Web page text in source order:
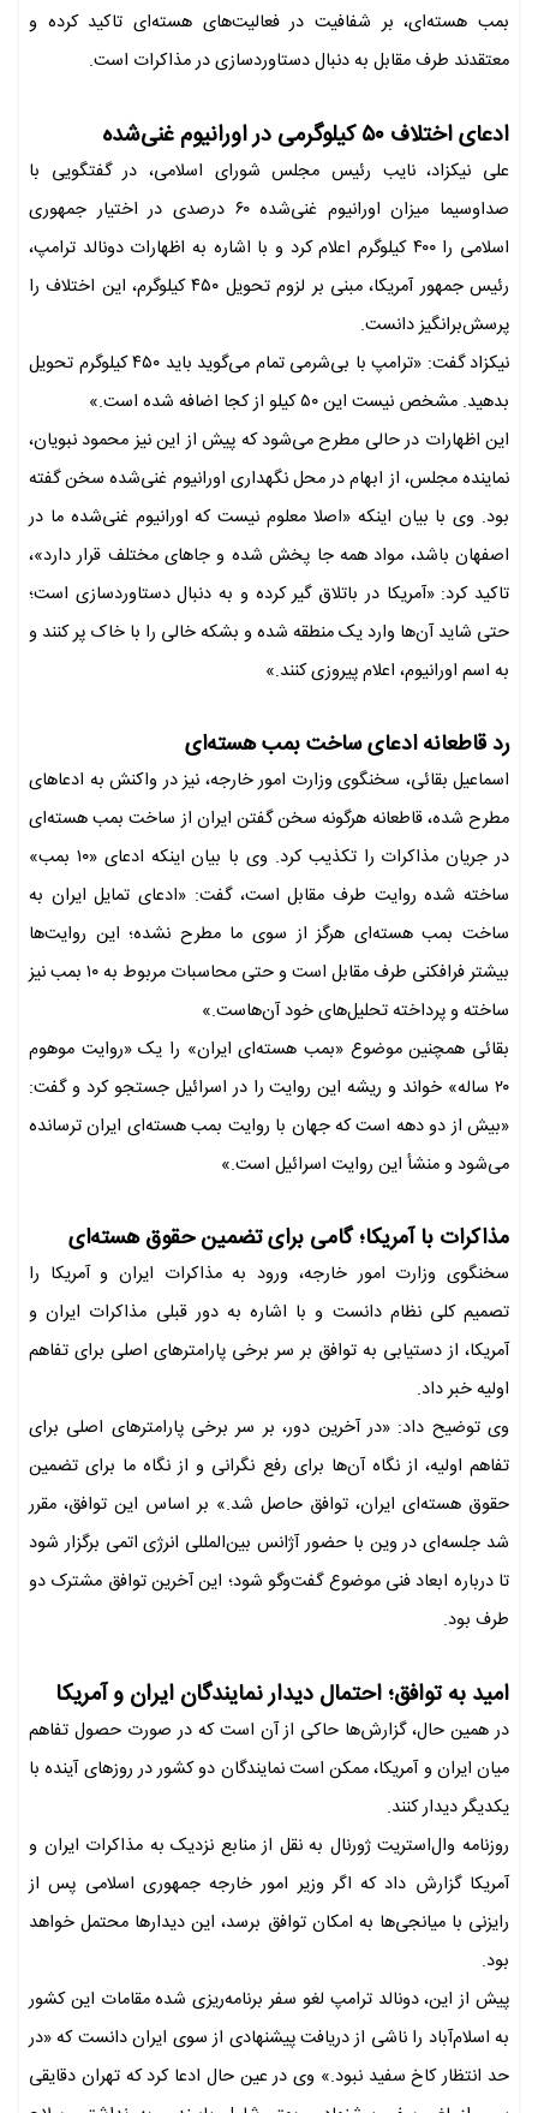
بمب هسته‌ای، بر شفافیت در فعالیت‌های هسته‌ای تاکید کرده و
معتقدند طرف مقابل به دنبال دستاوردسازی در مذاکرات است.
ادعای اختلاف ۵۰ کیلوگرمی در اورانیوم غنی‌شده
علی نیکزاد، نایب رئیس مجلس شورای اسلامی، در گفتگویی با
صداوسیما میزان اورانیوم غنی‌شده ۶۰ درصدی در اختیار جمهوری
اسلامی را ۴۰۰ کیلوگرم اعلام کرد و با اشاره به اظهارات دونالد ترامپ،
رئیس جمهور آمریکا، مبنی بر لزوم تحویل ۴۵۰ کیلوگرم، این اختلاف را
پرسش‌برانگیز دانست.
نیکزاد گفت: «ترامپ با بی‌شرمی تمام می‌گوید باید ۴۵۰ کیلوگرم تحویل
بدهید. مشخص نیست این ۵۰ کیلو از کجا اضافه شده است.»
این اظهارات در حالی مطرح می‌شود که پیش از این نیز محمود نبویان،
نماینده مجلس، از ابهام در محل نگهداری اورانیوم غنی‌شده سخن گفته
بود. وی با بیان اینکه «اصلا معلوم نیست که اورانیوم غنی‌شده ما در
اصفهان باشد، مواد همه جا پخش شده و جاهای مختلف قرار دارد»،
تاکید کرد: «آمریکا در باتلاق گیر کرده و به دنبال دستاوردسازی است؛
حتی شاید آن‌ها وارد یک منطقه شده و بشکه خالی را با خاک پر کنند و
به اسم اورانیوم، اعلام پیروزی کنند.»
رد قاطعانه ادعای ساخت بمب هسته‌ای
اسماعیل بقائی، سخنگوی وزارت امور خارجه، نیز در واکنش به ادعاهای
مطرح شده، قاطعانه هرگونه سخن گفتن ایران از ساخت بمب هسته‌ای
در جریان مذاکرات را تکذیب کرد. وی با بیان اینکه ادعای «۱۰ بمب»
ساخته شده روایت طرف مقابل است، گفت: «ادعای تمایل ایران به
ساخت بمب هسته‌ای هرگز از سوی ما مطرح نشده؛ این روایت‌ها
بیشتر فرافکنی طرف مقابل است و حتی محاسبات مربوط به ۱۰ بمب نیز
ساخته و پرداخته تحلیل‌های خود آن‌هاست.»
بقائی همچنین موضوع «بمب هسته‌ای ایران» را یک «روایت موهوم
۲۰ ساله» خواند و ریشه این روایت را در اسرائیل جستجو کرد و گفت:
«بیش از دو دهه است که جهان با روایت بمب هسته‌ای ایران ترسانده
می‌شود و منشأ این روایت اسرائیل است.»
مذاکرات با آمریکا؛ گامی برای تضمین حقوق هسته‌ای
سخنگوی وزارت امور خارجه، ورود به مذاکرات ایران و آمریکا را
تصمیم کلی نظام دانست و با اشاره به دور قبلی مذاکرات ایران و
آمریکا، از دستیابی به توافق بر سر برخی پارامترهای اصلی برای تفاهم
اولیه خبر داد.
وی توضیح داد: «در آخرین دور، بر سر برخی پارامترهای اصلی برای
تفاهم اولیه، از نگاه آن‌ها برای رفع نگرانی و از نگاه ما برای تضمین
حقوق هسته‌ای ایران، توافق حاصل شد.» بر اساس این توافق، مقرر
شد جلسه‌ای در وین با حضور آژانس بین‌المللی انرژی اتمی برگزار شود
تا درباره ابعاد فنی موضوع گفت‌وگو شود؛ این آخرین توافق مشترک دو
طرف بود.
امید به توافق؛ احتمال دیدار نمایندگان ایران و آمریکا
در همین حال، گزارش‌ها حاکی از آن است که در صورت حصول تفاهم
میان ایران و آمریکا، ممکن است نمایندگان دو کشور در روزهای آینده با
یکدیگر دیدار کنند.
روزنامه وال‌استریت ژورنال به نقل از منابع نزدیک به مذاکرات ایران و
آمریکا گزارش داد که اگر وزیر امور خارجه جمهوری اسلامی پس از
رایزنی با میانجی‌ها به امکان توافق برسد، این دیدارها محتمل خواهد
بود.
پیش از این، دونالد ترامپ لغو سفر برنامه‌ریزی شده مقامات این کشور
به اسلام‌آباد را ناشی از دریافت پیشنهادی از سوی ایران دانست که «در
حد انتظار کاخ سفید نبود.» وی در عین حال ادعا کرد که تهران دقایقی